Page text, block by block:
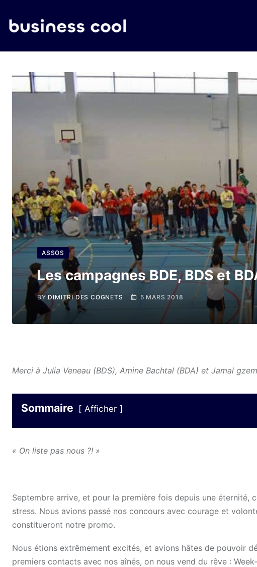
ASSOS
Les campagnes BDE, BDS et
BY DIMITRI DES COGNETS 5 MARS 2018
Merci à Julia Veneau (BDS), Amine Bachtal (BDA) et Jamal
Sommaire Afficher
« On liste pas nous ?! »
Septembre arrive, et pour la première fois depuis une éternité,
stress. Nous avions passé nos concours avec courage et
constitueront notre promo.
Nous étions extrêmement excités, et avions hâtes de pouvoir
premiers contacts avec nos aînés, on nous vend du rêve :